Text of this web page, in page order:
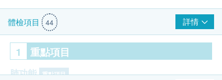
體檢項目 44 詳情
1 重點項目
肺功能 重點項目